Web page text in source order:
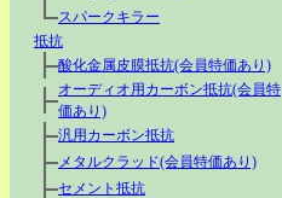
スパークキラー
抵抗
酸化金属皮膜抵抗(会員特価あり)
オーディオ用カーボン抵抗(会員特
価あり)
汎用カーボン抵抗
メタルクラッド(会員特価あり)
セメント抵抗